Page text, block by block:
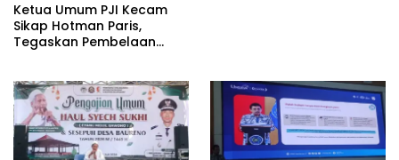
Ketua Umum PJI Kecam
Sikap Hotman Paris,
Tegaskan Pembelaan